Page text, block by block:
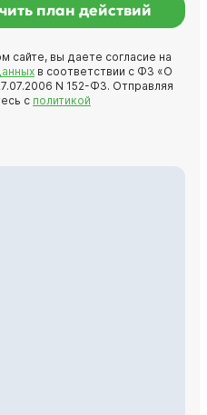
план действий
сайте, вы даете согласие на
в соответствии с ФЗ «О
N 152-ФЗ. Отправляя
с политикой